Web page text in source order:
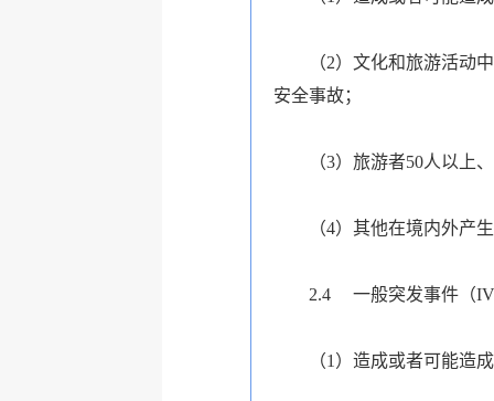
（2）文化和旅游活动
安全事故；
（3）旅游者50人以上
（4）其他在境内外产
2.4一般突发事件（IV
（1）造成或者可能造